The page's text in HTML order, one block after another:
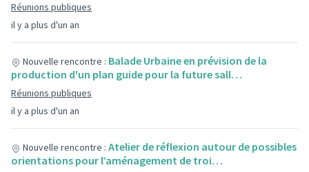
il y a plus d'un an
Réunions publiques
il y a plus d'un an
Nouvelle rencontre : Balade Urbaine en prévision de la
production d'un plan guide pour la future sall…
Réunions publiques
Nouvelle rencontre : Atelier de réflexion autour de possibles
orientations pour l’aménagement de troi…